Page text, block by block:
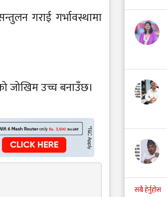
गराई गर्भावस्थामा
जोखिम उच्च बनाउँछ।
सबै हेर्नुहोस